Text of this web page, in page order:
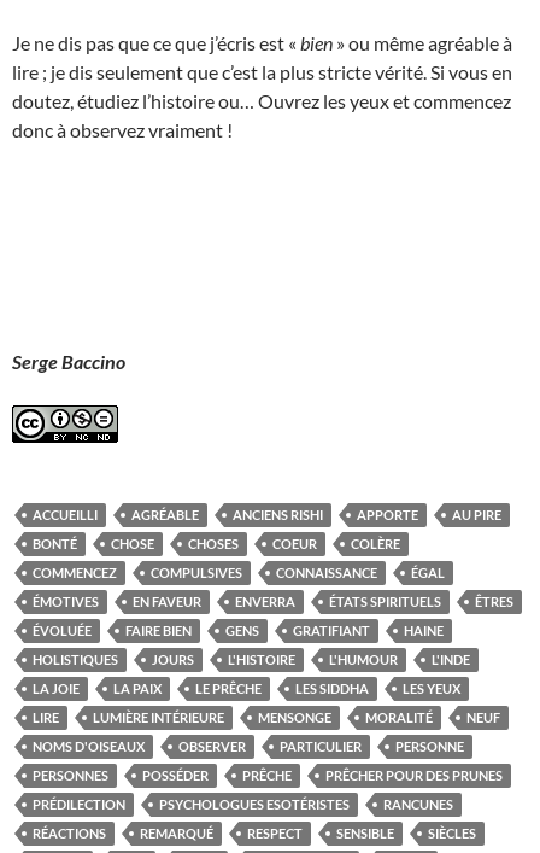
Je ne dis pas que ce que j’écris est « bien » ou même agréable à
lire ; je dis seulement que c’est la plus stricte vérité. Si vous en
doutez, étudiez l’histoire ou… Ouvrez les yeux et commencez
donc à observez vraiment !
Serge Baccino
ACCUEILLI AGRÉABLE ANCIENS RISHI APPORTE
AU PIRE
BONTÉ
CHOSE CHOSES COEUR
COLÈRE
COMMENCEZ
COMPULSIVES CONNAISSANCE
ÉGAL
ÉMOTIVES
EN FAVEUR ENVERRA ÉTATS SPIRITUELS
ÊTRES
ÉVOLUÉE
FAIRE BIEN GENS GRATIFIANT
HAINE
HOLISTIQUES
JOURS L'HISTOIRE L'HUMOUR
L'INDE
LA JOIE
LA PAIX LE PRÊCHE LES SIDDHA
LES YEUX
LIRE
LUMIÈRE INTÉRIEURE MENSONGE MORALITÉ
NEUF
NOMS D'OISEAUX
OBSERVER PARTICULIER
PERSONNE
PERSONNES
POSSÉDER PRÊCHE
PRÊCHER POUR DES PRUNES
PRÉDILECTION
PSYCHOLOGUES ESOTÉRISTES
RANCUNES
RÉACTIONS
REMARQUÉ RESPECT SENSIBLE SIÈCLES